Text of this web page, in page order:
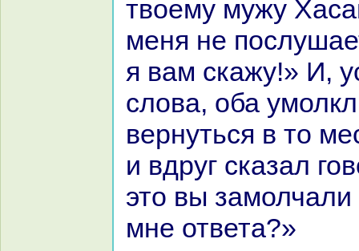
твоему мужу
меня не
я вам скажу!» И,
слова, оба
вернуться в то
и вдруг сказал
это вы
мне ответа?»